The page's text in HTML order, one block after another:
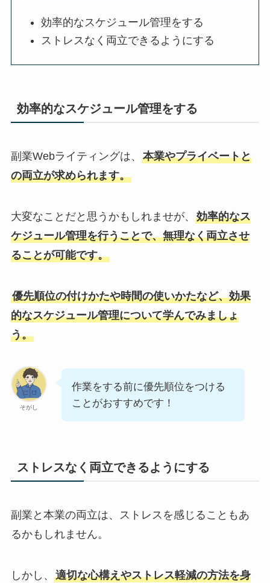
効率的なスケジュール管理をする
ストレスなく両立できるようにする
効率的なスケジュール管理をする
副業Webライティングは、 本業やプライベートと
の両立が求められます。
大変なことだと思うかもしれませが、 効率的なス
ケジュール管理を行うことで、無理なく両立させ
ることが可能です。
優先順位の付けかたや時間の使いかたなど、効果
的なスケジュール管理について学んでみましょ
う。
そがし
作業をする前に優先順位をつける
ことがおすすめです！
ストレスなく両立できるようにする
副業と本業の両立は、ストレスを感じることもあ
るかもしれません。
しかし、 適切な心構えやストレス軽減の方法を身